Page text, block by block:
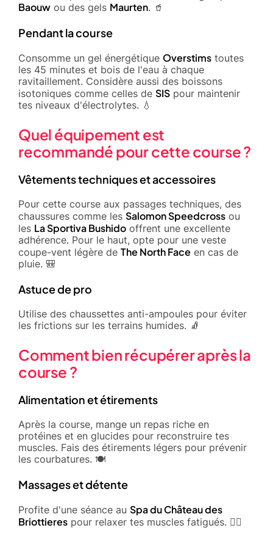
Baouw ou des gels Maurten. 🥤
Pendant la course
Consomme un gel énergétique Overstims toutes
les 45 minutes et bois de l'eau à chaque
ravitaillement. Considère aussi des boissons
isotoniques comme celles de SIS pour maintenir
tes niveaux d'électrolytes. 💧
Quel équipement est
recommandé pour cette course ?
Vêtements techniques et accessoires
Pour cette course aux passages techniques, des
chaussures comme les Salomon Speedcross ou
les La Sportiva Bushido offrent une excellente
adhérence. Pour le haut, opte pour une veste
coupe-vent légère de The North Face en cas de
pluie. 🎒
Astuce de pro
Utilise des chaussettes anti-ampoules pour éviter
les frictions sur les terrains humides. 🧦
Comment bien récupérer après la
course ?
Alimentation et étirements
Après la course, mange un repas riche en
protéines et en glucides pour reconstruire tes
muscles. Fais des étirements légers pour prévenir
les courbatures. 🍽️
Massages et détente
Profite d'une séance au Spa du Château des
Briottieres pour relaxer tes muscles fatigués. 🧖‍♂️